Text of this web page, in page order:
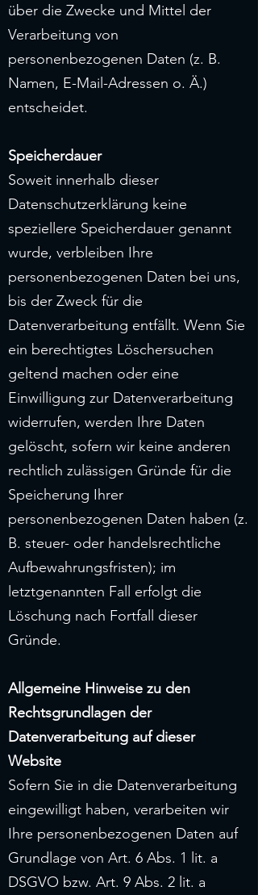
über die Zwecke und Mittel der
Verarbeitung von
personenbezogenen Daten (z. B.
Namen, E-Mail-Adressen o. Ä.)
entscheidet.
Speicherdauer
Soweit innerhalb dieser
Datenschutzerklärung keine
speziellere Speicherdauer genannt
wurde, verbleiben Ihre
personenbezogenen Daten bei uns,
bis der Zweck für die
Datenverarbeitung entfällt. Wenn Sie
ein berechtigtes Löschersuchen
geltend machen oder eine
Einwilligung zur Datenverarbeitung
widerrufen, werden Ihre Daten
gelöscht, sofern wir keine anderen
rechtlich zulässigen Gründe für die
Speicherung Ihrer
personenbezogenen Daten haben (z.
B. steuer- oder handelsrechtliche
Aufbewahrungsfristen); im
letztgenannten Fall erfolgt die
Löschung nach Fortfall dieser
Gründe.
Allgemeine Hinweise zu den
Rechtsgrundlagen der
Datenverarbeitung auf dieser
Website
Sofern Sie in die Datenverarbeitung
eingewilligt haben, verarbeiten wir
Ihre personenbezogenen Daten auf
Grundlage von Art. 6 Abs. 1 lit. a
DSGVO bzw. Art. 9 Abs. 2 lit. a